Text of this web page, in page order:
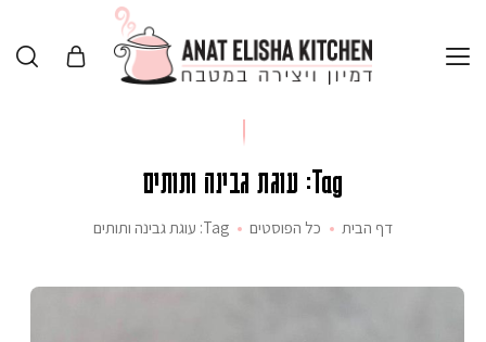
Tag: עוגת גבינה ותותים
דף הבית כל הפוסטים Tag: עוגת גבינה ותותים